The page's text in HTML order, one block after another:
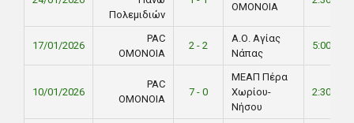
Πολεμιδιών
ΟΜΟΝΟΙΑ
17/01/2026
PAC
ΟΜΟΝΟΙΑ
2 - 2
Α.Ο. Αγίας
Νάπας
5:00 PM
10/01/2026
PAC
ΟΜΟΝΟΙΑ
7 - 0
ΜΕΑΠ Πέρα
Χωρίου-
Νήσου
2:30 PM